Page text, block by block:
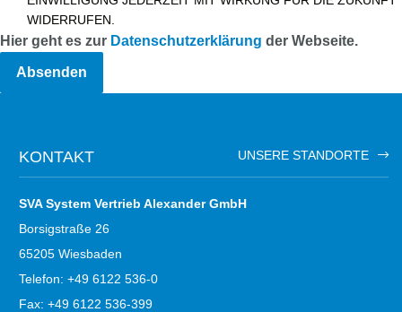
WIDERRUFEN.
Hier geht es zur Datenschutzerklärung der Webseite.
KONTAKT UNSERE STANDORTE
SVA System Vertrieb Alexander GmbH
Borsigstraße 26
65205 Wiesbaden
Telefon: +49 6122 536-0
Fax: +49 6122 536-399